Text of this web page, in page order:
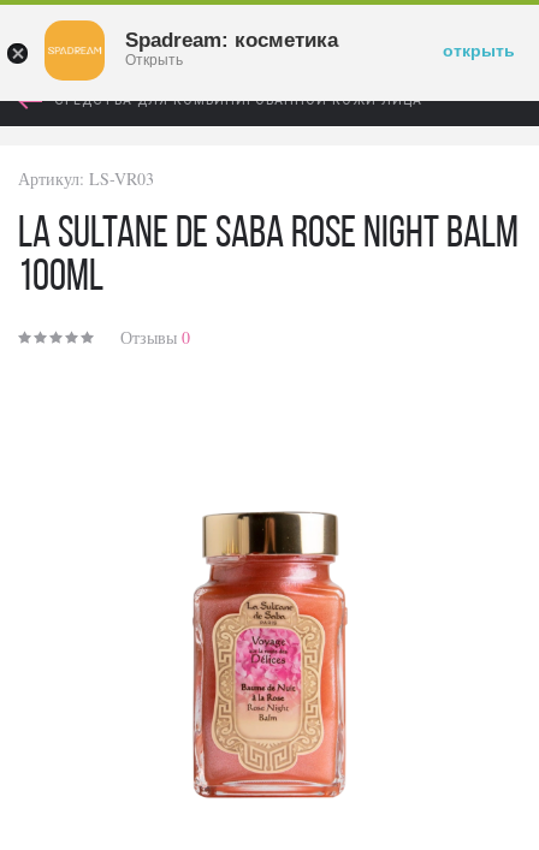
СРЕДСТВА ДЛЯ КОМБИНИРОВАННОЙ КОЖИ ЛИЦА
Артикул: LS-VR03
La Sultane de Saba Rose Night Balm
100ml
Отзывы 0
Spadream: косметика
Открыть открыть